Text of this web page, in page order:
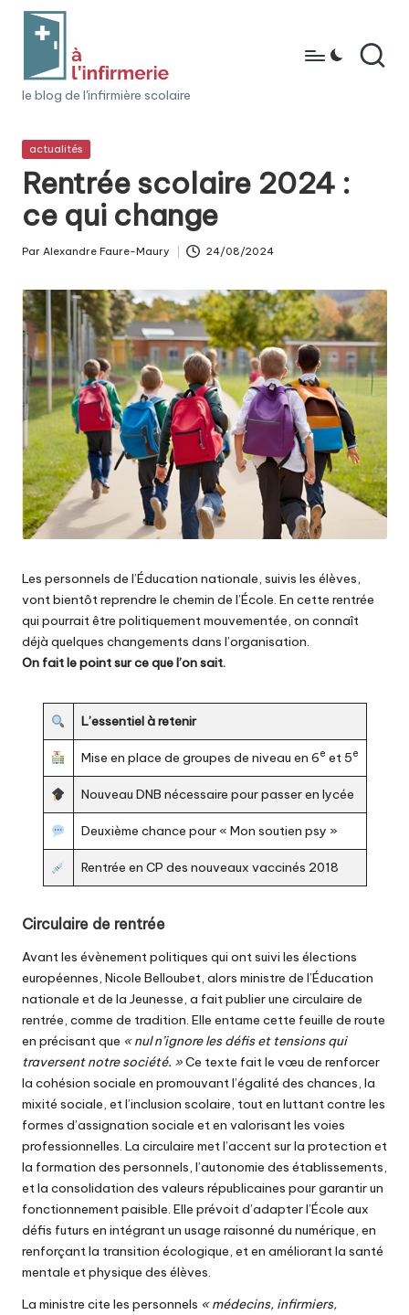
content
à
l'i
n
fi
r
m
e
ri
e
le blog de l'infirmière scolaire
Posted
actualités
Rentrée scolaire 2024 :
ce qui change
Par Alexandre Faure-Maury 24/08/2024
Les personnels de l’Éducation nationale, suivis les élèves,
vont bientôt reprendre le chemin de l’École. En cette rentrée
qui pourrait être politiquement mouvementée, on connaît
déjà quelques changements dans l’organisation.
On fait le point sur ce que l’on sait.
L’essentiel à retenir
Mise en place de groupes de niveau en 6e et 5e
Nouveau DNB nécessaire pour passer en lycée
Deuxième chance pour « Mon soutien psy »
Rentrée en CP des nouveaux vaccinés 2018
Circulaire de rentrée
Avant les évènement politiques qui ont suivi les élections
européennes, Nicole Belloubet, alors ministre de l’Éducation
nationale et de la Jeunesse, a fait publierune circulaire de
rentrée, comme de tradition. Elle entame cette feuille de route
en précisant que « nul n’ignore les défis et tensions qui
traversent notre société. »Ce texte fait le vœu de renforcer
la cohésion sociale en promouvant l’égalité des chances, la
mixité sociale, et l’inclusion scolaire, tout en luttant contre les
formes d’assignation sociale et en valorisant les voies
professionnelles. La circulaire met l’accent sur la protection et
la formation des personnels, l’autonomie des établissements,
et la consolidation des valeurs républicaines pour garantir un
fonctionnement paisible. Elle prévoit d’adapter l’École aux
défis futurs en intégrant un usage raisonné du numérique, en
renforçant la transition écologique, et en améliorant la santé
mentale et physique des élèves.
La ministre cite les personnels « médecins, infirmiers,